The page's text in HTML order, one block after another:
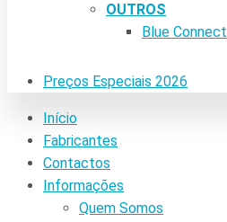
OUTROS
Blue Connect
Preços Especiais 2026
Início
Fabricantes
Contactos
Informações
Quem Somos